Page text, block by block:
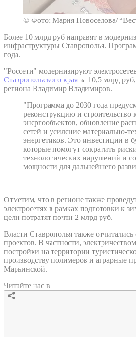
© Фото: Мария Новоселова/
Более 10 млрд руб направят в
инфраструктуры Ставрополья.
года.
"Россети" модернизируют
Ставропольского края за 10,5 млрд
региона Владимир Владимиров.
"Программа до 2030 года
реконструкцию и строительство
энергообъектов, обновление
сетей и усиление материально-
энергетиков. Это инвестиции в
которые помогут сократить риски
технологических нарушений и
мощности для дальнейшего
–
Отметим, что в регионе также
электросетях в рамках подготовки к
цели потратят почти 2 млрд руб.
Власти Ставрополья также
проектов. В частности,
постройки на территории
производству полимеров и аграрные
Марьинской.
Читайте нас в